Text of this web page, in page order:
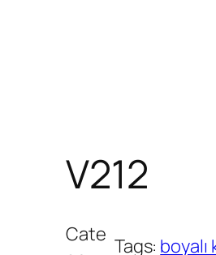
V212
Cate Tags: boyalı